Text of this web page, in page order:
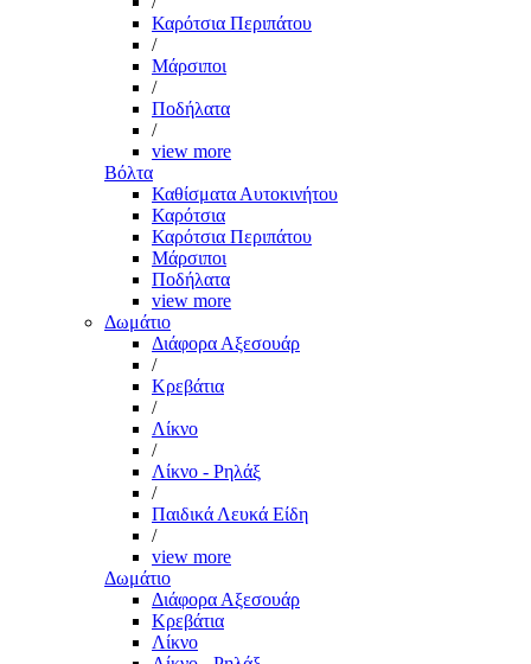
Καρότσια Περιπάτου
/
Μάρσιποι
/
Ποδήλατα
/
view more
Βόλτα
Καθίσματα Αυτοκινήτου
Καρότσια
Καρότσια Περιπάτου
Μάρσιποι
Ποδήλατα
view more
Δωμάτιο
Διάφορα Αξεσουάρ
/
Κρεβάτια
/
Λίκνο
/
Λίκνο - Ρηλάξ
/
Παιδικά Λευκά Είδη
/
view more
Δωμάτιο
Διάφορα Αξεσουάρ
Κρεβάτια
Λίκνο